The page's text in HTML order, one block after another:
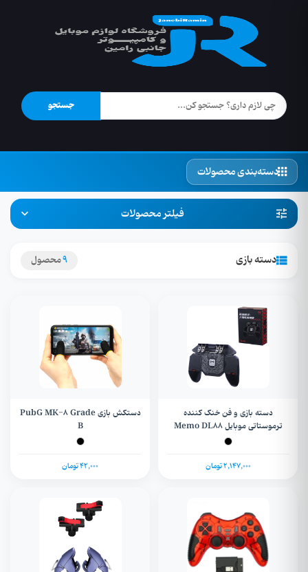
جستجو
دسته‌بندی محصولات
فیلتر محصولات
دسته بازی 9محصول
دسته بازی و فن خنک کننده
ترموستاتی موبایل Memo DL88
2,147,000 تومان
دستکش بازی PubG MK-8 Grade
B
42,000 تومان